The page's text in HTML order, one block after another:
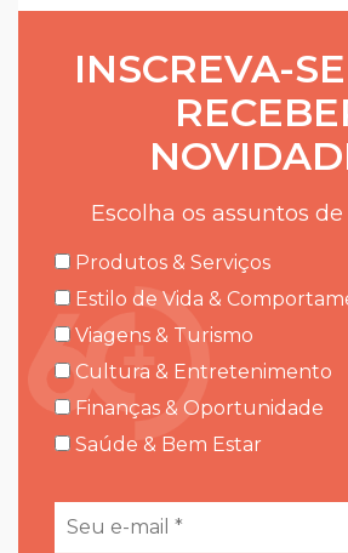
INSCREVA-
Escolha os assuntos
Produtos & Serviços
Estilo de Vida &
Viagens & Turismo
Cultura & Entretenimento
Finanças & Oportunidade
Saúde & Bem Estar